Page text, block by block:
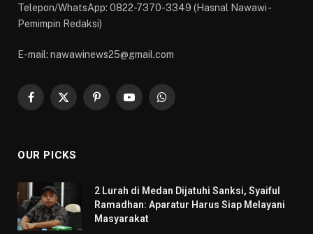
Telepon/WhatsApp: 0822-7370-3349 (Hasnal Nawawi -
Pemimpin Redaksi)
E-mail: nawawinews25@gmail.com
Facebook
X
PinterestYouTubeWhatsApp
OUR PICKS
2 Lurah di Medan Dijatuhi Sanksi, Syaiful
Ramadhan: Aparatur Harus Siap Melayani
Masyarakat